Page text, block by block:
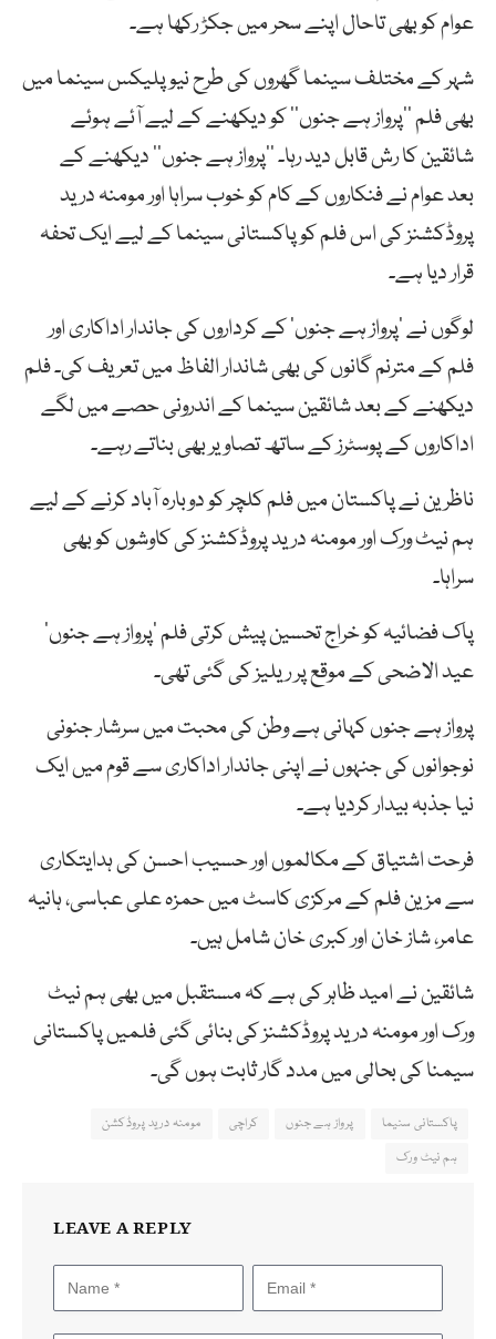
عوام کو بھی تاحال اپنے سحر میں جکڑ رکھا ہے۔
شہر کے مختلف سینما گھروں کی طرح نیوپلیکس سینما میں
بھی فلم ’’پرواز ہے جنوں‘‘ کو دیکھنے کے لیے آئے ہوئے
شائقین کا رش قابل دید رہا۔ ’’پرواز ہے جنوں‘‘ دیکھنے کے
بعد عوام نے فنکاروں کے کام کو خوب سراہا اور مومنہ درید
پروڈکشنز کی اس فلم کو پاکستانی سینما کے لیے ایک تحفہ
قرار دیا ہے۔
لوگوں نے ’پرواز ہے جنوں‘ کے کرداروں کی جاندار اداکاری اور
فلم کے مترنم گانوں کی بھی شاندار الفاظ میں تعریف کی۔ فلم
دیکھنے کے بعد شائقین سینما کے اندرونی حصے میں لگے
اداکاروں کے پوسٹرز کے ساتھ تصاویر بھی بناتے رہے۔
ناظرین نے پاکستان میں فلم کلچر کو دوبارہ آباد کرنے کے لیے
ہم نیٹ ورک اور مومنہ درید پروڈکشنز کی کاوشوں کو بھی
سراہا۔
پاک فضائیہ کو خراج تحسین پیش کرتی فلم ’پرواز ہے جنوں‘
عید الاضحی کے موقع پر ریلیز کی گئی تھی۔
پرواز ہے جنوں کہانی ہے وطن کی محبت میں سرشار جنونی
نوجوانوں کی جنہوں نے اپنی جاندار اداکاری سے قوم میں ایک
نیا جذبہ بیدار کردیا ہے۔
فرحت اشتیاق کے مکالموں اور حسیب احسن کی ہدایتکاری
سے مزین فلم کے مرکزی کاسٹ میں حمزہ علی عباسی، ہانیہ
عامر، شاز خان اور کبری خان شامل ہیں۔
شائقین نے امید ظاہر کی ہے کہ مستقبل میں بھی ہم نیٹ
ورک اور مومنہ درید پروڈکشنز کی بنائی گئی فلمیں پاکستانی
سیمنا کی بحالی میں مدد گار ثابت ہوں گی۔
پاکستانی سنیما پرواز ہے جنوں کراچی
مومنہ درید پروڈکشن
ہم نیٹ ورک
LEAVE A REPLY